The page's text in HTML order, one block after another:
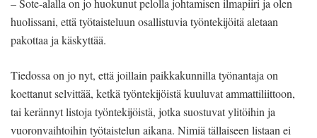
huolissani, että työtaisteluun osallistuvia työntekijöitä aletaan
pakottaa ja käskyttää.
Tiedossa on jo nyt, että joillain paikkakunnilla työnantaja on
koettanut selvittää, ketkä työntekijöistä kuuluvat ammattiliittoon,
tai kerännyt listoja työntekijöistä, jotka suostuvat ylitöihin ja
vuoronvaihtoihin työtaistelun aikana. Nimiä tällaiseen listaan ei